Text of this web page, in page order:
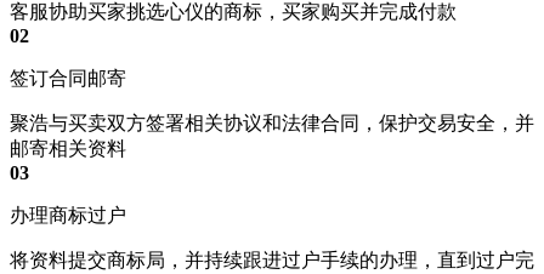
客服协助买家挑选心仪的商标，买家购买并完成付款
02
签订合同邮寄
聚浩与买卖双方签署相关协议和法律合同，保护交易安全，并
邮寄相关资料
03
办理商标过户
将资料提交商标局，并持续跟进过户手续的办理，直到过户完